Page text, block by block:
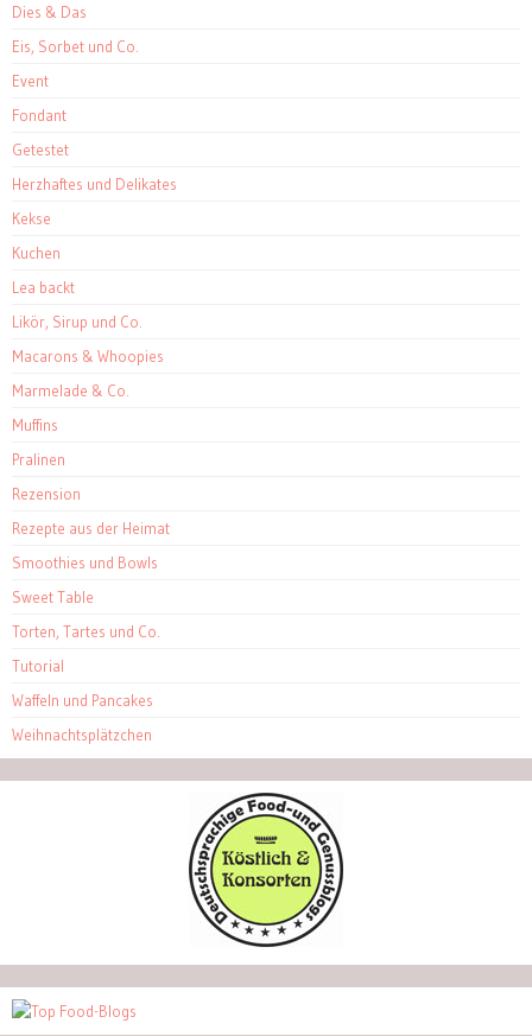
Dies & Das
Eis, Sorbet und Co.
Event
Fondant
Getestet
Herzhaftes und Delikates
Kekse
Kuchen
Lea backt
Likör, Sirup und Co.
Macarons & Whoopies
Marmelade & Co.
Muffins
Pralinen
Rezension
Rezepte aus der Heimat
Smoothies und Bowls
Sweet Table
Torten, Tartes und Co.
Tutorial
Waffeln und Pancakes
Weihnachtsplätzchen